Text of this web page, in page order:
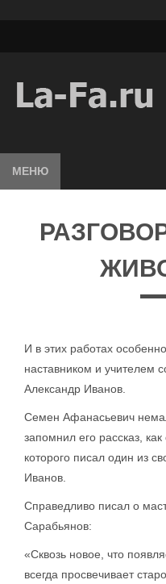
МЕНЮ
И в этих работах
наставником и учителем
Александр Иванов.
Семен Афанасьевич
запомнил его рассказ,
которого писал один из
Иванов.
Справедливо писал о
Сарабьянов:
«Сквозь новое, что
всегда просвечивает